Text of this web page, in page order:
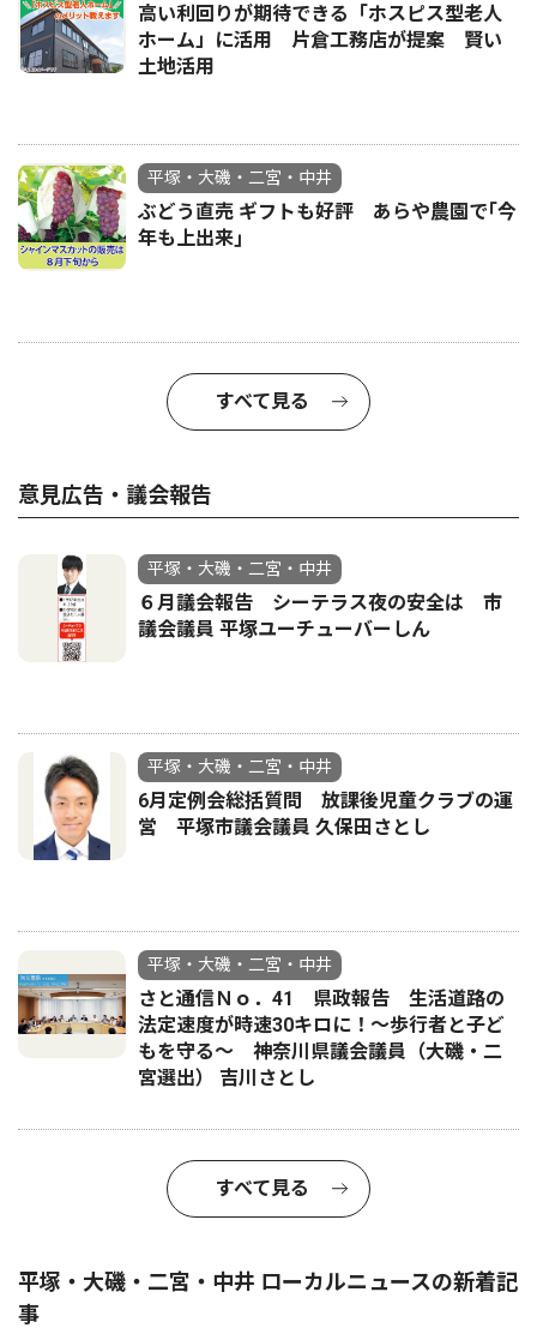
高い利回りが期待できる「ホスピス型老人
ホーム」に活用 片倉工務店が提案 賢い
土地活用
平塚・大磯・二宮・中井
ぶどう直売 ギフトも好評 あらや農園で｢今
年も上出来｣
すべて見る
意見広告・議会報告
平塚・大磯・二宮・中井
６月議会報告 シーテラス夜の安全は 市
議会議員 平塚ユーチューバーしん
平塚・大磯・二宮・中井
6月定例会総括質問 放課後児童クラブの運
営 平塚市議会議員 久保田さとし
平塚・大磯・二宮・中井
さと通信Ｎｏ．41 県政報告 生活道路の
法定速度が時速30キロに！〜歩行者と子ど
もを守る〜 神奈川県議会議員（大磯・二
宮選出） 吉川さとし
すべて見る
平塚・大磯・二宮・中井 ローカルニュースの新着記
事